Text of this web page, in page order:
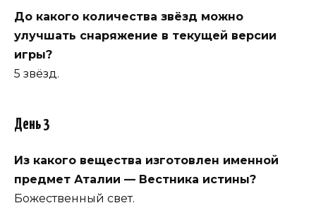
До какого количества звёзд можно
улучшать снаряжение в текущей версии
игры?
5 звёзд.
День 3
Из какого вещества изготовлен именной
предмет Аталии — Вестника истины?
Божественный свет.